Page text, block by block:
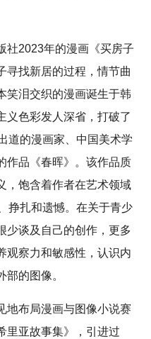
社2023年的漫画《买房子
寻找新居的过程，情节曲
笑泪交织的漫画诞生于韩
义色彩发人深省，打破了
道的漫画家、中国美术学
作品《春晖》。该作品质
，饱含着作者在艺术领域
挣扎和遗憾。在关于青少
少谈及自己的创作，更多
观察力和敏感性，认识内
的图像。
地布局漫画与图像小说赛
里亚故事集》，引进过